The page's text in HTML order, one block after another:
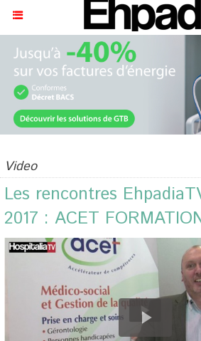
Video
Les rencontres
2017 : ACET